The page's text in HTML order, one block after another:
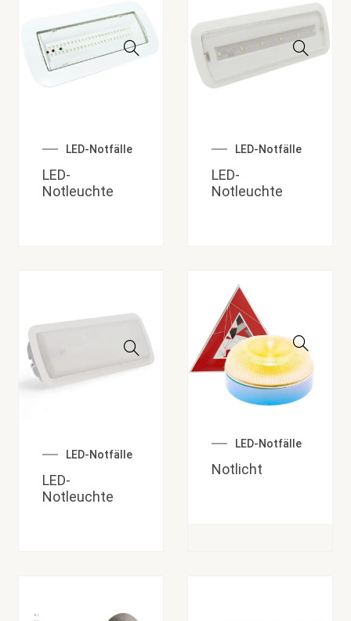
LED-Notfälle
LED-
Notleuchte
LED-Notfälle
LED-
Notleuchte
LED-Notfälle
LED-
Notleuchte
LED-Notfälle
Notlicht